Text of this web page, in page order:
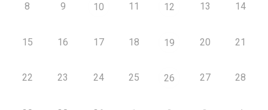
8 9 10 11 12 13 14
15 16 17 18 19 20 21
22 23 24 25 26 27 28